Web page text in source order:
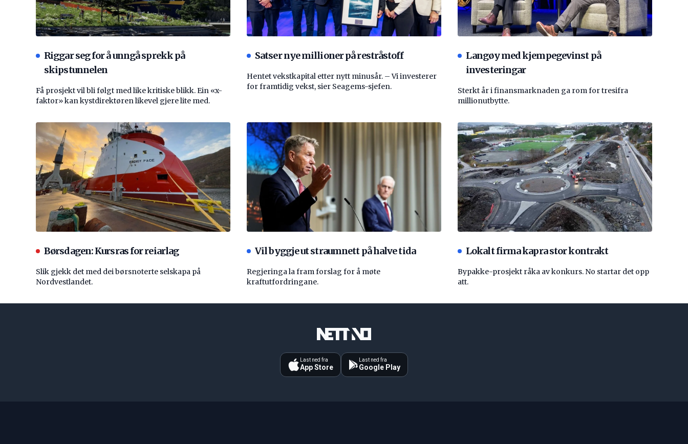
Riggar seg for å unngå sprekk på
skipstunnelen
Få prosjekt vil bli følgt med like kritiske blikk. Ein «x-
faktor» kan kystdirektøren likevel gjere lite med.
Satser nye millioner på restråstoff
Hentet vekstkapital etter nytt minusår. – Vi investerer
for framtidig vekst, sier Seagems-sjefen.
Langøy med kjempegevinst på
investeringar
Sterkt år i finansmarknaden ga rom for tresifra
millionutbytte.
Børsdagen: Kursras for reiarlag
Slik gjekk det med dei børsnoterte selskapa på
Nordvestlandet.
Vil byggje ut straumnett på halve tida
Regjeringa la fram forslag for å møte
kraftutfordringane.
Lokalt firma kapra stor kontrakt
Bypakke-prosjekt råka av konkurs. No startar det opp
att.
Last ned fra
App Store
Last ned fra
Google Play